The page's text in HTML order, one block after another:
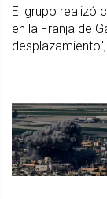
El grupo realizó
en la Franja de